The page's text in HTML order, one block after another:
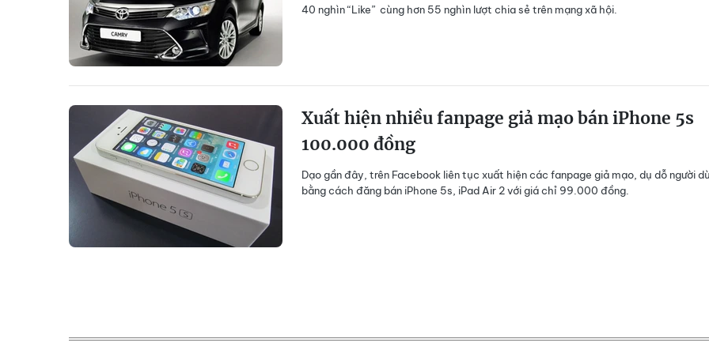
40 nghìn “Like” cùng hơn 55 nghìn lượt chia sẻ trên mạng xã hội.
Xuất hiện nhiều fanpage giả mạo bán iPhone 5s
100.000 đồng
Dạo gần đây, trên Facebook liên tục xuất hiện các fanpage giả mạo, dụ dỗ người
bằng cách đăng bán iPhone 5s, iPad Air 2 với giá chỉ 99.000 đồng.